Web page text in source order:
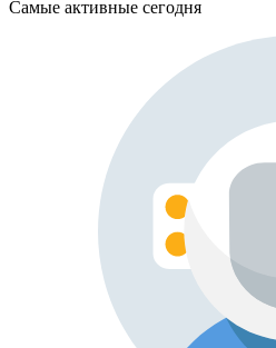
Самые активные сегодня